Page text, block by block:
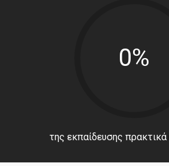
0%
της εκπαίδευσης